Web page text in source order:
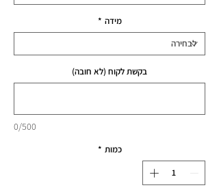
מידה *
בקשת לקוח (לא חובה)
0/500
כמות *